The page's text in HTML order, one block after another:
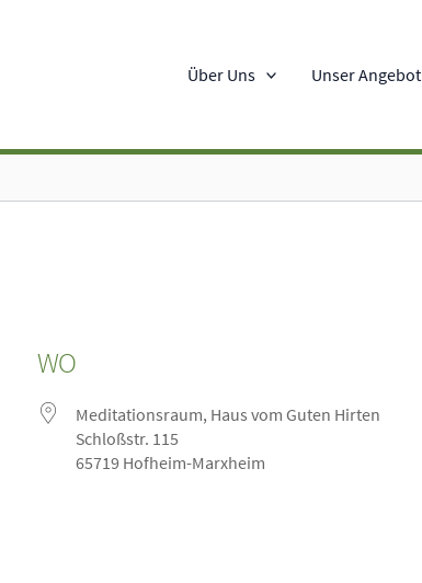
Über Uns Unser Angebot
WO
Meditationsraum, Haus vom Guten Hirten
Schloßstr. 115
65719 Hofheim-Marxheim